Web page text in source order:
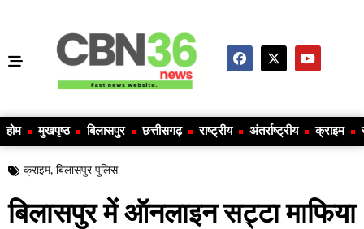
होम मुखपृष्ठ बिलासपुर छत्तीसगढ़ राष्ट्रीय अंतर्राष्ट्रीय क्राइम
क्राइम, बिलासपुर पुलिस
बिलासपुर में ऑनलाइन सट्टा माफिया